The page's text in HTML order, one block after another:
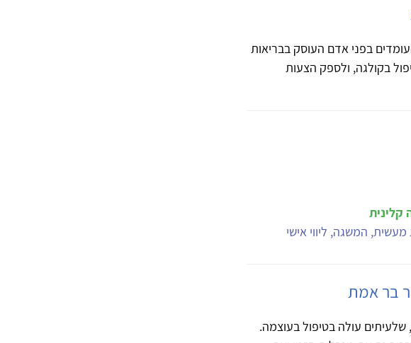
בפני אדם העוסק בבריאות
בקולגה, ולספק הצעות
המשגה, ליווי אישי
בר אמת
עולה בטיפול בעוצמה.